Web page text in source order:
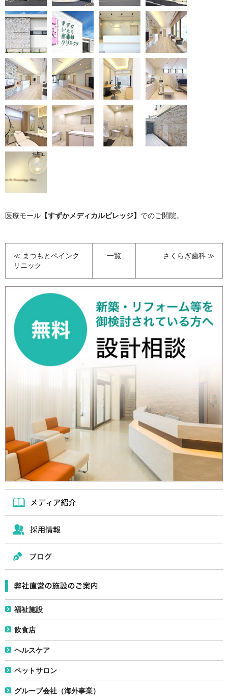
医療モール 【すずかメディカルビレッジ】 でのご開院。
≪ まつもとペインク
リニック
一覧 さくらぎ歯科 ≫
福祉施設
飲食店
ヘルスケア
ペットサロン
グループ会社（海外事業）